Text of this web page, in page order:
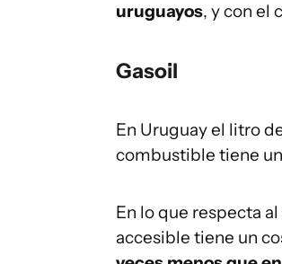
uruguayos, y con el
Gasoil
En Uruguay el litro
combustible tiene
En lo que respecta
accesible tiene un